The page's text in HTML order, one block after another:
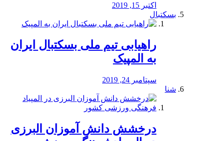
اکتبر 15, 2019
بسکتبال
راهیابی تیم ملی بسکتبال ایران
به المپیک
سپتامبر 24, 2019
شنا
درخشش دانش آموزان البرزی